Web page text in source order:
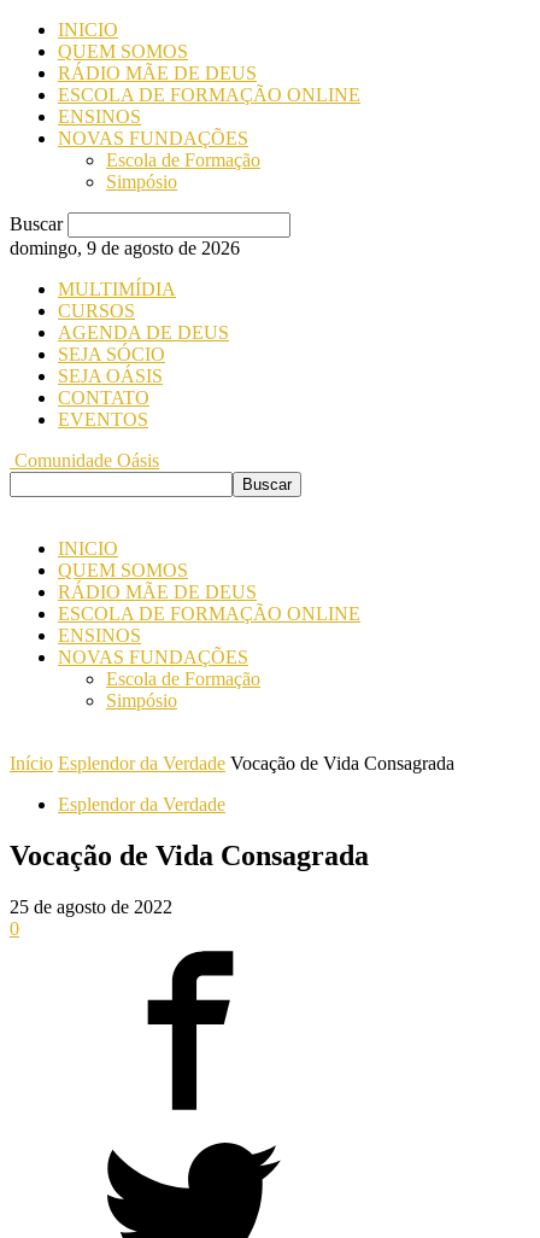
INICIO
QUEM SOMOS
RÁDIO MÃE DE DEUS
ESCOLA DE FORMAÇÃO ONLINE
ENSINOS
NOVAS FUNDAÇÕES
Escola de Formação
Simpósio
Buscar
domingo, 9 de agosto de 2026
MULTIMÍDIA
CURSOS
AGENDA DE DEUS
SEJA SÓCIO
SEJA OÁSIS
CONTATO
EVENTOS
Comunidade Oásis
INICIO
QUEM SOMOS
RÁDIO MÃE DE DEUS
ESCOLA DE FORMAÇÃO ONLINE
ENSINOS
NOVAS FUNDAÇÕES
Escola de Formação
Simpósio
Início Esplendor da Verdade Vocação de Vida Consagrada
Esplendor da Verdade
Vocação de Vida Consagrada
25 de agosto de 2022
0